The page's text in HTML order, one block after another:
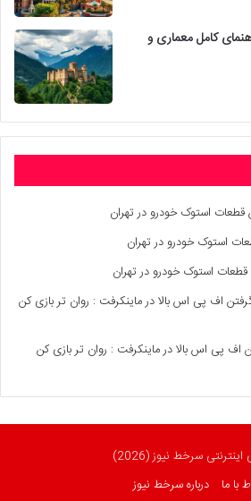
کامل معماری و
قطعات استوک خودرو در تهران
استوک خودرو در تهران
استوک خودرو در تهران
اف پی اس بالا در ماینکرفت : روان تر بازی کن
اف پی اس بالا در ماینکرفت : روان تر بازی کن
سرخط نیوز (2026)
با ما
درباره سرخط نیوز